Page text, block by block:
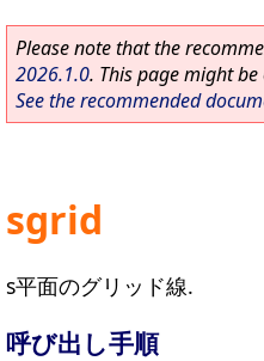
Please note that the
2026.1.0. This page might
See the recommended
sgrid
s平面のグリッド線.
呼び出し手順